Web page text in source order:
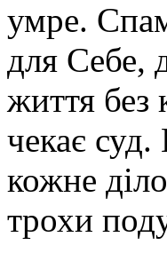
умре.
для Себе,
життя без
чекає
кожне
трохи